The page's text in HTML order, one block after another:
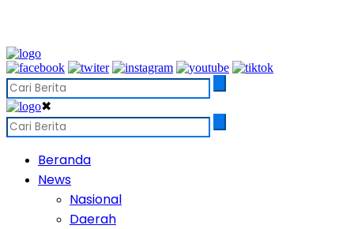
✖
Beranda
News
Nasional
Daerah